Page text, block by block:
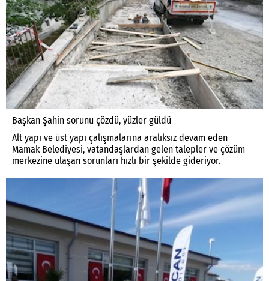
Başkan Şahin sorunu çözdü, yüzler güldü
Alt yapı ve üst yapı çalışmalarına aralıksız devam eden
Mamak Belediyesi, vatandaşlardan gelen talepler ve çözüm
merkezine ulaşan sorunları hızlı bir şekilde gideriyor.